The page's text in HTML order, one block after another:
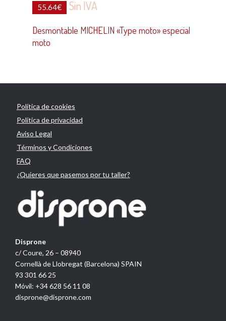
55.64€ Sin IVA
Desmontable MICHELIN «Type moto» especial
moto
Política de cookies
Política de privacidad
Aviso Legal
Términos y Condiciones
FAQ
¿Quieres que pasemos por tu taller?
Disprone
c/ Coure, 26 – 08940
Cornellà de Llobregat (Barcelona) SPAIN
93 301 66 25
Móvil: +34 628 56 11 08
disprone@disprone.com